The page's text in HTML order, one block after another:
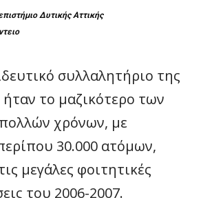
Δυτικής Αττικής
συλλαλητήριο της
το μαζικότερο των
χρόνων, με
30.000 ατόμων,
μεγάλες φοιτητικές
του 2006-2007.